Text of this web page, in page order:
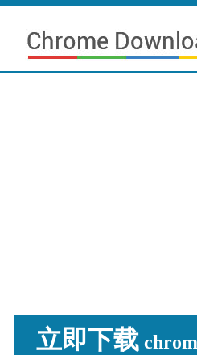
立即下载